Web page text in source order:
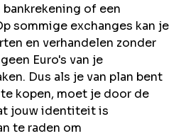
of een
sommige exchanges kan je
en verhandelen zonder
Euro's van je
Dus als je van plan bent
kopen, moet je door de
jouw identiteit is
te raden om